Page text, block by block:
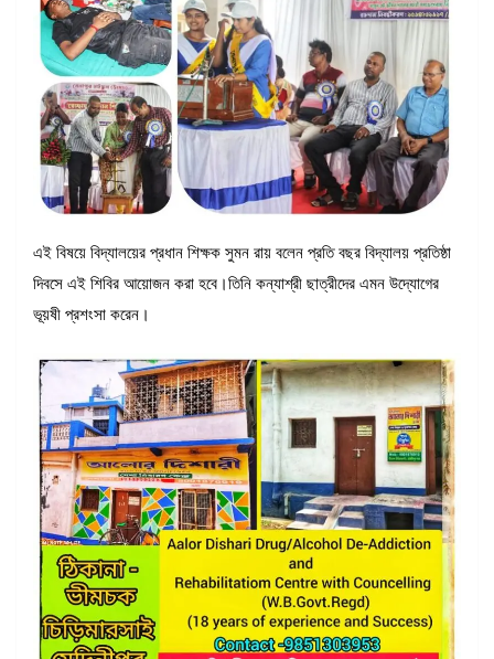
এই বিষয়ে বিদ্যালয়ের প্রধান শিক্ষক সুমন রায় বলেন প্রতি বছর বিদ্যালয় প্রতিষ্ঠা
দিবসে এই শিবির আয়োজন করা হবে।তিনি কন্যাশ্রী ছাত্রীদের এমন উদ্যোগের
ভূয়ষী‌ প্রশংসা করেন।